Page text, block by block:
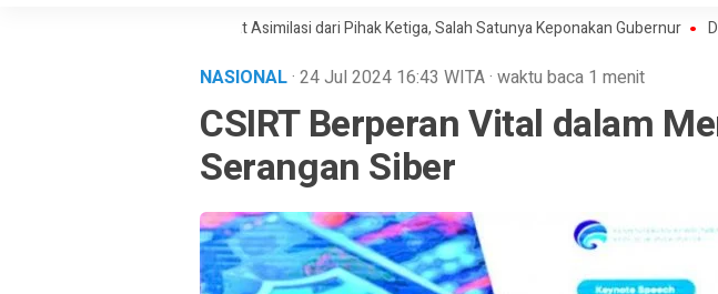
Korupsi di Sultra Dapat Asimilasi dari Pihak Ketiga, Salah Satunya Keponakan Gubernur Dari Kebun
NASIONAL· 24 Jul 2024 16:43 WITA· waktu baca 1 menit
CSIRT Berperan Vital dalam
Serangan Siber